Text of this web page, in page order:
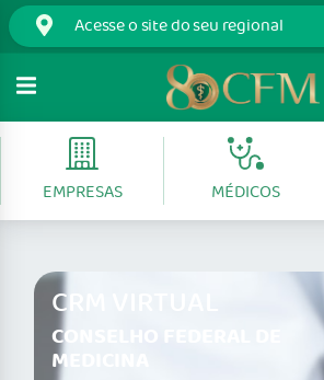
EMPRESAS MÉDICOS
CRM VIRTUAL
CONSELHO FEDERAL DE
MEDICINA